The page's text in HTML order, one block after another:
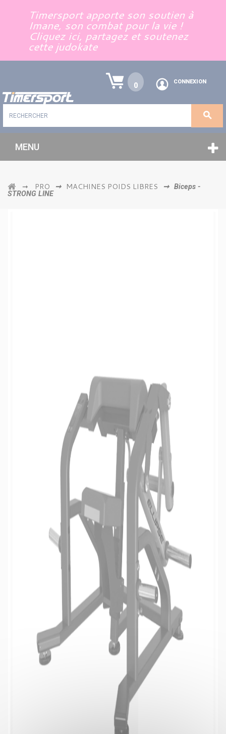
Timersport apporte son soutien à
Imane, son combat pour la vie !
Cliquez ici, partagez et soutenez
cette judokate
0 CONNEXION
MENU
➞ PRO ➞ MACHINES POIDS LIBRES ➞ Biceps -
STRONG LINE